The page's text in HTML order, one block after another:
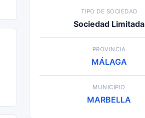
TIPO DE SOCIEDAD
Sociedad Limitada
PROVINCIA
MÁLAGA
MUNICIPIO
MARBELLA